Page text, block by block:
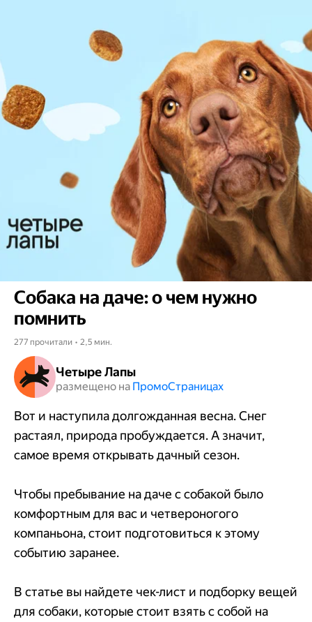
Собака на даче: о чем нужно
помнить
277 прочитали • 2,5 мин.
Четыре Лапы
размещено на Промо​​​​​​​Страницах
Вот и наступила долгожданная весна. Снег
растаял, природа пробуждается. А значит,
самое время открывать дачный сезон.
Чтобы пребывание на даче с собакой было
комфортным для вас и четвероногого
компаньона, стоит подготовиться к этому
событию заранее.
В статье вы найдете чек-лист и подборку вещей
для собаки, которые стоит взять с собой на